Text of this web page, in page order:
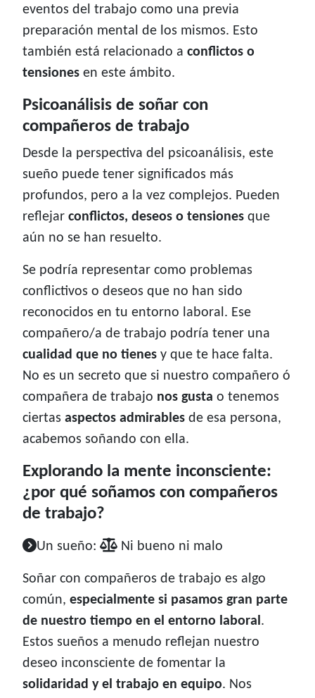
eventos del trabajo como una previa
preparación mental de los mismos. Esto
también está relacionado a conflictos o
tensiones en este ámbito.
Psicoanálisis de soñar con
compañeros de trabajo
Desde la perspectiva del psicoanálisis, este
sueño puede tener significados más
profundos, pero a la vez complejos. Pueden
reflejar conflictos, deseos o tensiones que
aún no se han resuelto.
Se podría representar como problemas
conflictivos o deseos que no han sido
reconocidos en tu entorno laboral. Ese
compañero/a de trabajo podría tener una
cualidad que no tienes y que te hace falta.
No es un secreto que si nuestro compañero ó
compañera de trabajo nos gusta o tenemos
ciertas aspectos admirables de esa persona,
acabemos soñando con ella.
Explorando la mente inconsciente:
¿por qué soñamos con compañeros
de trabajo?
Un sueño: Ni bueno ni malo
Soñar con compañeros de trabajo es algo
común, especialmente si pasamos gran parte
de nuestro tiempo en el entorno laboral.
Estos sueños a menudo reflejan nuestro
deseo inconsciente de fomentar la
solidaridad y el trabajo en equipo. Nos